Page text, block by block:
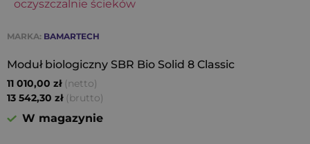
MARKA: BAMARTECH
Moduł biologiczny SBR Bio Solid 8 Classic
11 010,00 zł (netto)
13 542,30 zł (brutto)
W magazynie